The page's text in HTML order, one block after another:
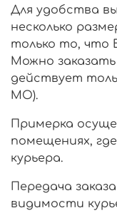
Для удобства
несколько
только то, что
Можно
действует
МО).
Примерка
помещениях,
курьера.
Передача
видимости